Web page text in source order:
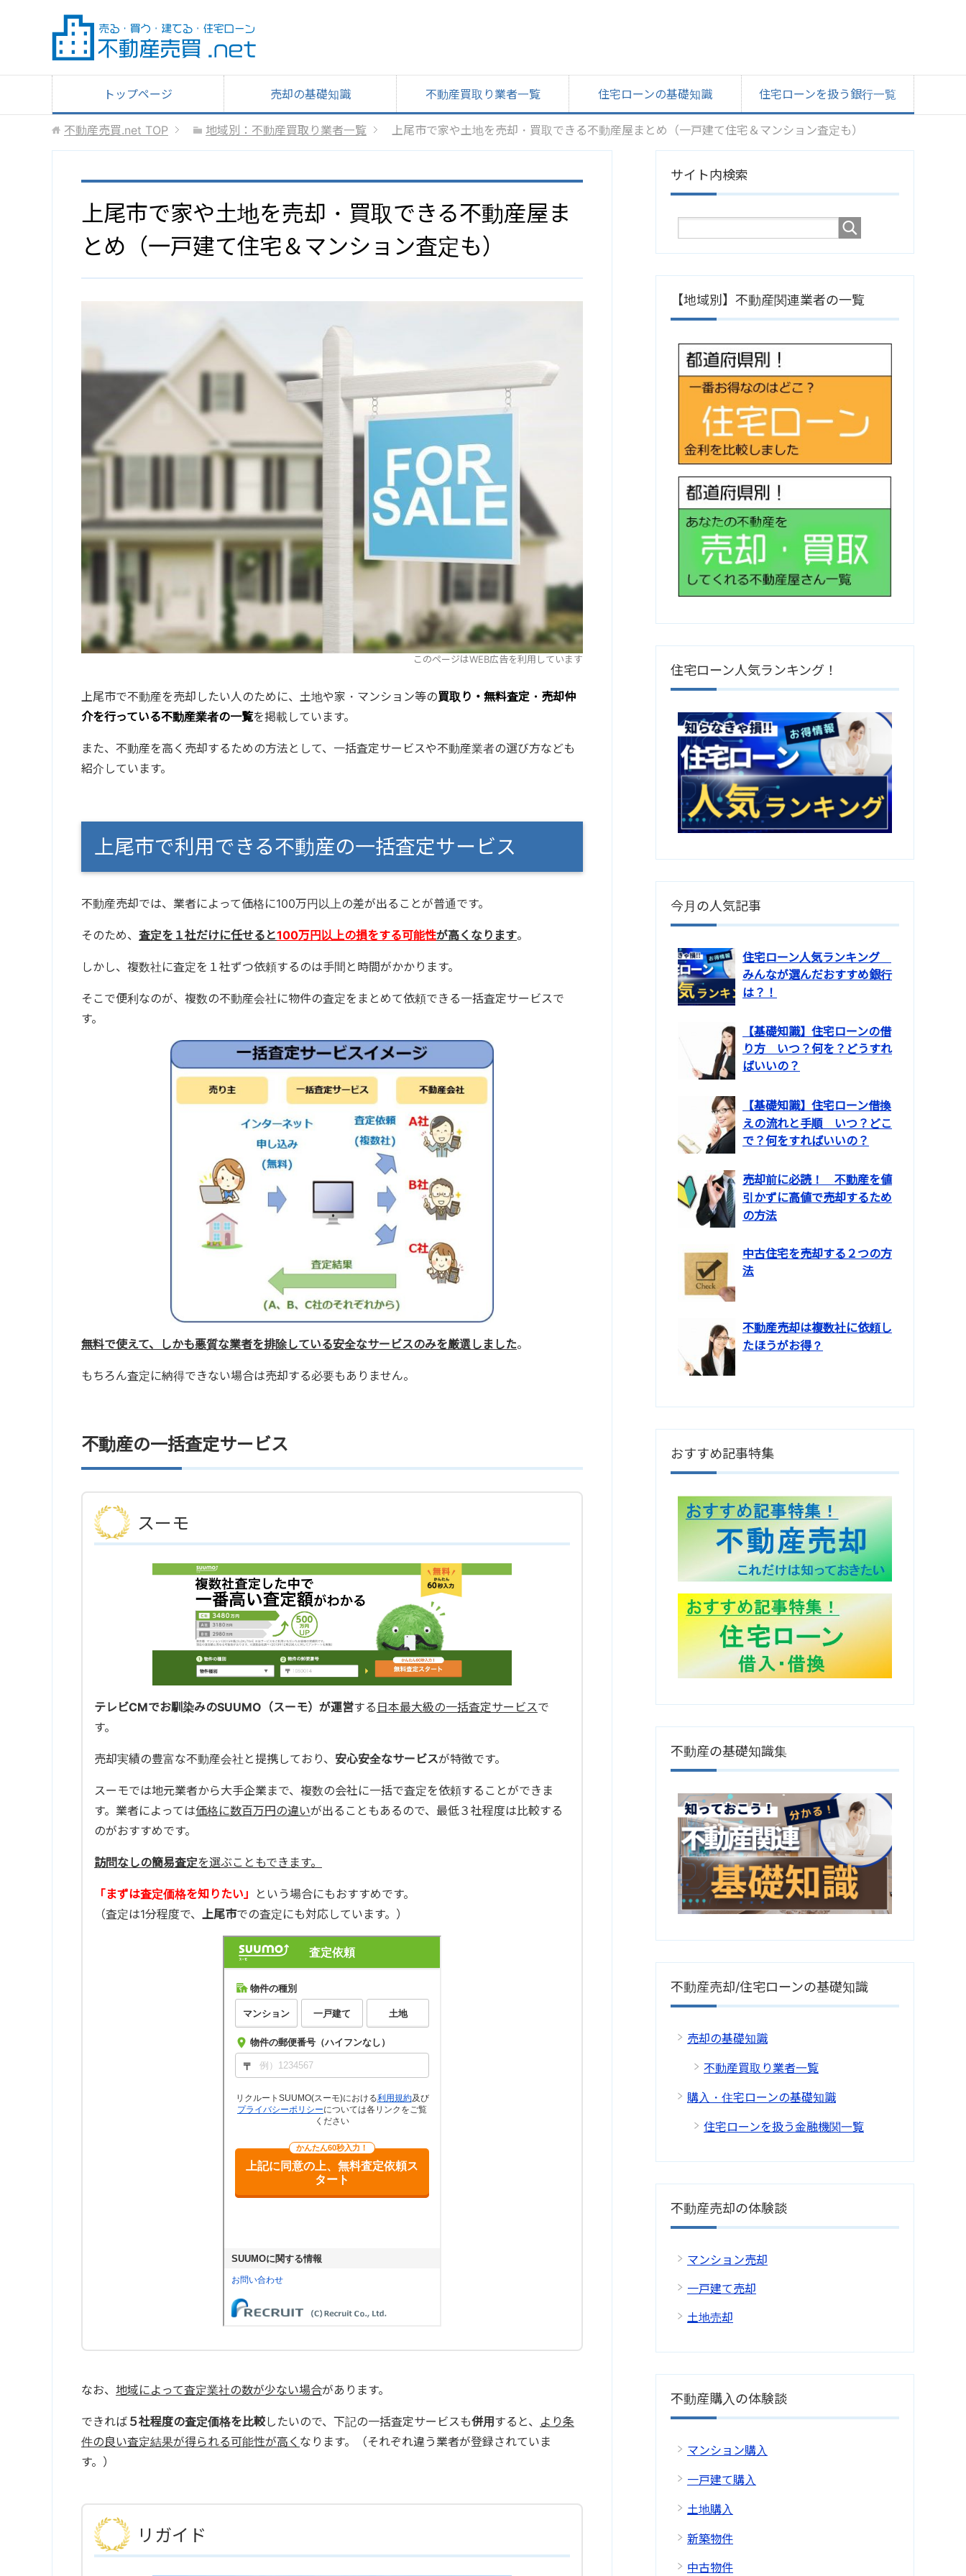
トップページ 売却の基礎知識 不動産買取り業者一覧 住宅ローンの基礎知識 住宅ローンを扱う銀行一覧
不動産売買.net TOP 地域別：不動産買取り業者一覧 上尾市で家や土地を売却・買取できる不動産屋まとめ（一戸建て住宅＆マンション査定も）
上尾市で家や土地を売却・買取できる不動産屋ま
とめ（一戸建て住宅＆マンション査定も）
このページはWEB広告を利用しています
上尾市で不動産を売却したい人のために、土地や家・マンション等の買取り・無料査定・売却仲
介を行っている不動産業者の一覧を掲載しています。
また、不動産を高く売却するための方法として、一括査定サービスや不動産業者の選び方なども
紹介しています。
上尾市で利用できる不動産の一括査定サービス
不動産売却では、業者によって価格に100万円以上の差が出ることが普通です。
そのため、 査定を１社だけに任せると100万円以上の損をする可能性が高くなります。
しかし、複数社に査定を１社ずつ依頼するのは手間と時間がかかります。
そこで便利なのが、複数の不動産会社に物件の査定をまとめて依頼できる一括査定サービスで
す。
無料で使えて、しかも悪質な業者を排除している安全なサービスのみを厳選しました。
もちろん査定に納得できない場合は売却する必要もありません。
不動産の一括査定サービス
スーモ
テレビCMでお馴染みのSUUMO（スーモ）が運営する 日本最大級の一括査定サービスで
す。
売却実績の豊富な不動産会社と提携しており、 安心安全なサービスが特徴です。
スーモでは地元業者から大手企業まで、複数の会社に一括で査定を依頼することができま
す。業者によっては価格に数百万円の違いが出ることもあるので、最低３社程度は比較する
のがおすすめです。
訪問なしの簡易査定を選ぶこともできます。
「まずは査定価格を知りたい」
という場合にもおすすめです。
（査定は1分程度で、 上尾市での査定にも対応しています。）
なお、 地域によって査定業社の数が少ない場合があります。
できれば ５社程度の査定価格を比較したいので、下記の一括査定サービスも併用 すると、 より条
件の良い査定結果が得られる可能性が高く なります。（それぞれ違う業者が登録されていま
す。）
リガイド
サイト内検索
【地域別】不動産関連業者の一覧
住宅ローン人気ランキング！
今月の人気記事
住宅ローン人気ランキング
みんなが選んだおすすめ銀行
は？！
【基礎知識】住宅ローンの借
り方 いつ？何を？どうすれ
ばいいの？
【基礎知識】住宅ローン借換
えの流れと手順 いつ？どこ
で？何をすればいいの？
売却前に必読！ 不動産を値
引かずに高値で売却するため
の方法
中古住宅を売却する２つの方
法
不動産売却は複数社に依頼し
たほうがお得？
おすすめ記事特集
不動産の基礎知識集
不動産売却/住宅ローンの基礎知識
売却の基礎知識
不動産買取り業者一覧
購入・住宅ローンの基礎知識
住宅ローンを扱う金融機関一覧
不動産売却の体験談
マンション売却
一戸建て売却
土地売却
不動産購入の体験談
マンション購入
一戸建て購入
土地購入
新築物件
中古物件